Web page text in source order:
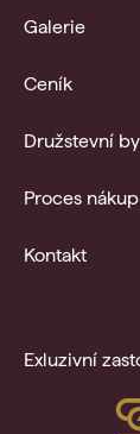
Galerie
Ceník
Družstevní
Proces
Kontakt
Exluzivní